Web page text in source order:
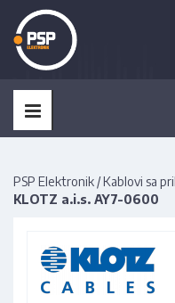
PSP Elektronik /Kablovi sa
KLOTZ a.i.s. AY7-0600